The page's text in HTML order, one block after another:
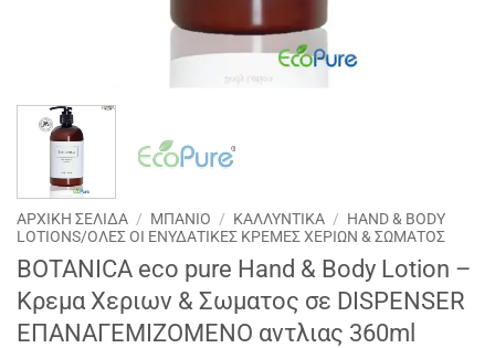
ΑΡΧΙΚΉ ΣΕΛΊΔΑ / ΜΠΑΝΙΟ / ΚΑΛΛΥΝΤΙΚΑ / HAND & BODY
LOTIONS/ΟΛΕΣ ΟΙ ΕΝΥΔΑΤΙΚΕΣ ΚΡΕΜΕΣ ΧΕΡΙΩΝ & ΣΩΜΑΤΟΣ
BOTANICA eco pure Hand & Body Lotion –
Kρεμα Χεριων & Σωματος σε DISPENSER
ΕΠΑΝΑΓΕΜΙΖΟΜΕΝΟ αντλιας 360ml